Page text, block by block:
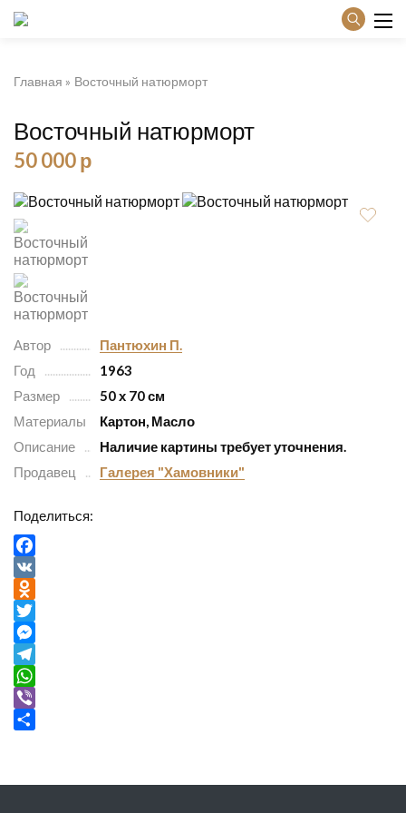
Главная Восточный натюрморт
Восточный натюрморт
50 000 р
Автор
Пантюхин П.
Год
1963
Размер
50 х 70 см
Материалы
Картон, Масло
Описание
Наличие картины требует уточнения.
Продавец
Галерея "Хамовники"
Поделиться:
Facebook
VK
Odnoklassniki
Twitter
Messenger
Telegram
WhatsApp
Viber